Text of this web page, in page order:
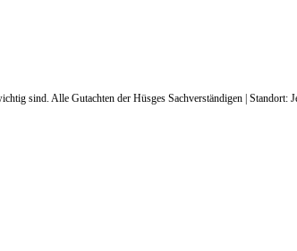
sind. Alle Gutachten der Hüsges Sachverständigen | Standort: